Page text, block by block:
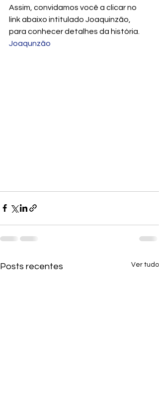
Assim, convidamos você a clicar no
link abaixo intitulado Joaquinzão,
para conhecer detalhes da história.
Joaqunzão
Posts recentes Ver tudo